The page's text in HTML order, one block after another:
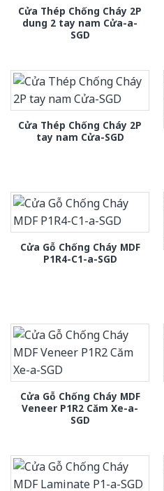
Cửa Thép Chống Cháy 2P
dung 2 tay nam Cửa-a-
SGD
Cửa Thép Chống Cháy 2P
tay nam Cửa-SGD
Cửa Gỗ Chống Cháy MDF
P1R4-C1-a-SGD
Cửa Gỗ Chống Cháy MDF
Veneer P1R2 Căm Xe-a-
SGD